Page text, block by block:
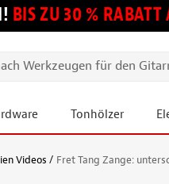
BIS ZU 30 %
Tonhölzer
Videos Fret Tang Zange: